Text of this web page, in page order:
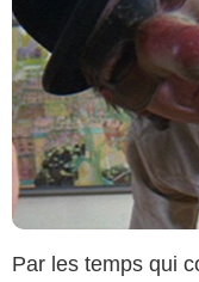
Par les temps qui